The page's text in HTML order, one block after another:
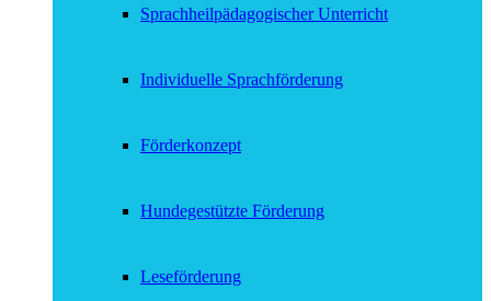
Sprachheilpädagogischer Unterricht
Individuelle Sprachförderung
Förderkonzept
Hundegestützte Förderung
Leseförderung